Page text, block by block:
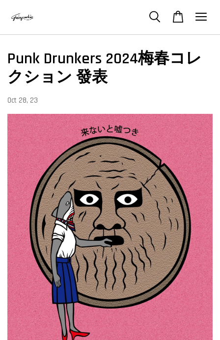
Punk Drunkers 2024梅春コレ
クション 發表
Oct 28, 23